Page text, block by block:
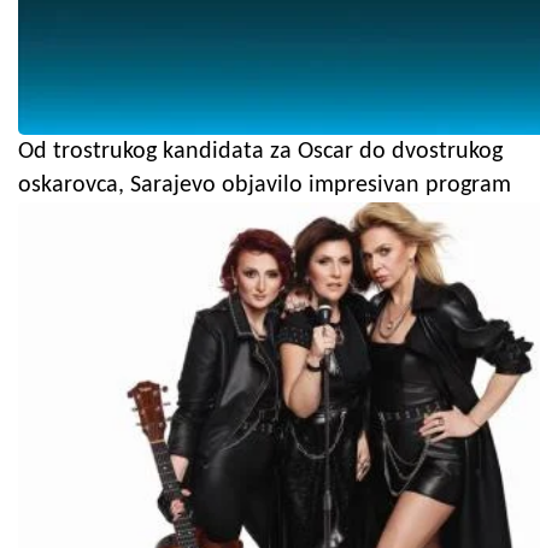
Od trostrukog kandidata za Oscar do dvostrukog
oskarovca, Sarajevo objavilo impresivan program